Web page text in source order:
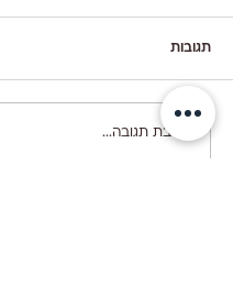
קיש ברוקולי עם גבינות
תגובות
כתיבת תגובה...